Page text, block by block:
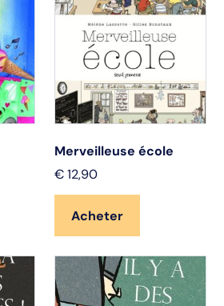
Merveilleuse école
€ 12,90
Acheter